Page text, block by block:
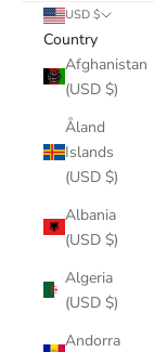
USD $
Country
Afghanistan
(USD $)
Åland
Islands
(USD $)
Albania
(USD $)
Algeria
(USD $)
Andorra